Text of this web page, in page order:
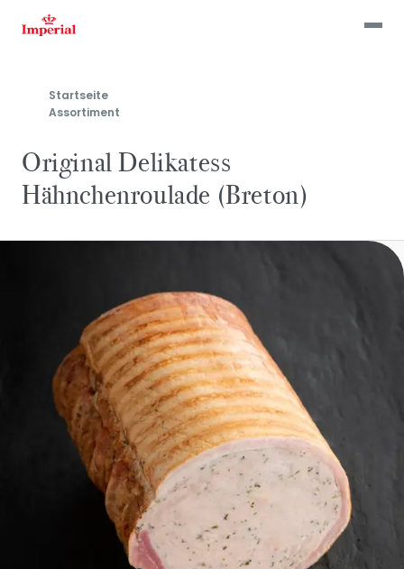
Startseite
Assortiment
Original Delikatess
Hähnchenroulade (Breton)